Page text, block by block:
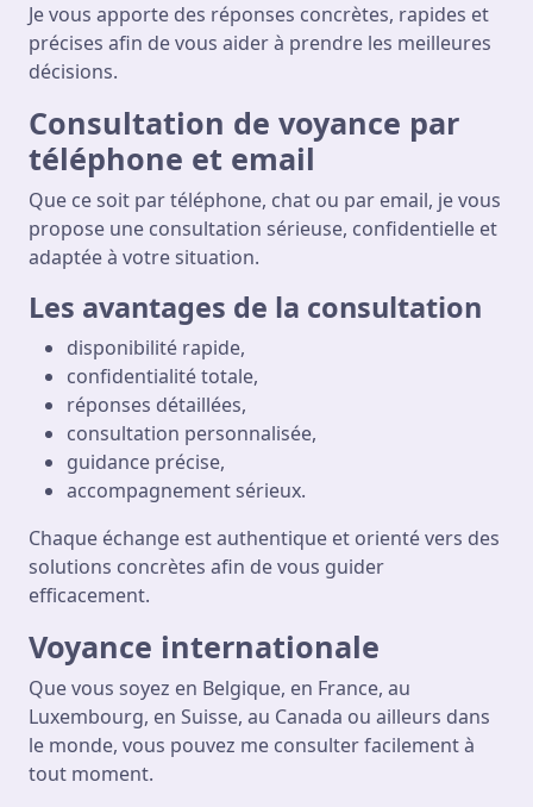
Je vous apporte des réponses concrètes, rapides et
précises afin de vous aider à prendre les meilleures
décisions.
Consultation de voyance par
téléphone et email
Que ce soit par téléphone, chat ou par email, je vous
propose une consultation sérieuse, confidentielle et
adaptée à votre situation.
Les avantages de la consultation
disponibilité rapide,
confidentialité totale,
réponses détaillées,
consultation personnalisée,
guidance précise,
accompagnement sérieux.
Chaque échange est authentique et orienté vers des
solutions concrètes afin de vous guider
efficacement.
Voyance internationale
Que vous soyez en Belgique, en France, au
Luxembourg, en Suisse, au Canada ou ailleurs dans
le monde, vous pouvez me consulter facilement à
tout moment.